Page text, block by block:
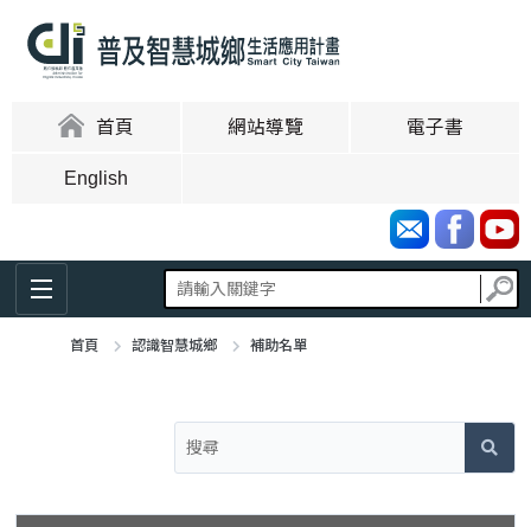
首頁 網站導覽 電子書
English
首頁 認識智慧城鄉 補助名單